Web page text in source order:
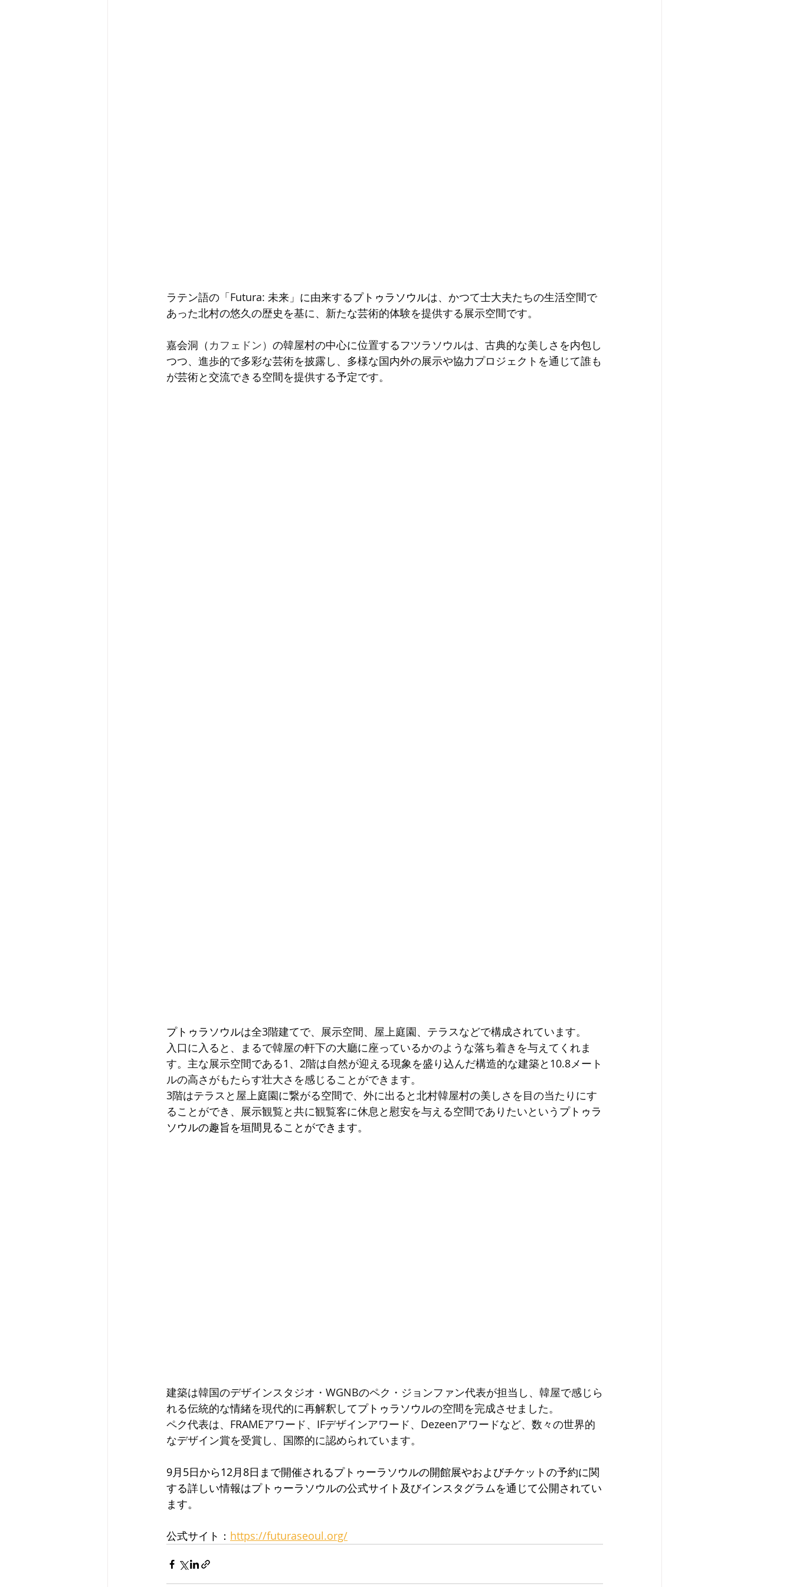
ラテン語の「Futura: 未来」に由来するプトゥラソウルは、かつて士大夫たちの生活空間で
あった北村の悠久の歴史を基に、新たな芸術的体験を提供する展示空間です。
嘉会洞（ カフェドン） の韓屋村の中心に位置するフツラソウルは、古典的な美しさを内包し
つつ、進歩的で多彩な芸術を披露し、多様な国内外の展示や協力プロジェクトを通じて誰も
が芸術と交流できる空間を提供する予定です。
プトゥラソウルは全3階建てで、展示空間、屋上庭園、テラスなどで構成されています。
入口に入ると、まるで韓屋の軒下の大廳に座っているかのような落ち着きを与えてくれま
す。主な展示空間である1、2階は自然が迎える現象を盛り込んだ構造的な建築と10.8メート
ルの高さがもたらす壮大さを感じることができます。
3階はテラスと屋上庭園に繋がる空間で、外に出ると北村韓屋村の美しさを目の当たりにす
ることができ、展示観覧と共に観覧客に休息と慰安を与える空間でありたいという プトゥラ
ソウルの趣旨を垣間見ることができます。
建築は韓国のデザインスタジオ・WGNBのペク・ジョンファン代表が担当し、韓屋で感じら
れる伝統的な情緒を現代的に再解釈してプトゥラソウルの空間を完成させました。
ペク代表は、FRAMEアワード、IFデザインアワード、Dezeenアワードなど、数々の世界的
なデザイン賞を受賞し、国際的に認められています。
9月5日から12月8日まで開催されるプトゥーラソウルの開館展やおよびチケットの予約に関
する詳しい情報はプトゥーラソウルの公式サイト及びインスタグラムを通じて公開されてい
ます。
公式サイト： https://futuraseoul.org/